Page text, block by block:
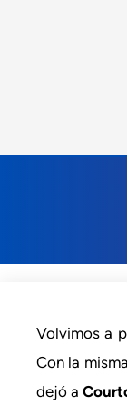
Volvimos a
Con la
dejó a